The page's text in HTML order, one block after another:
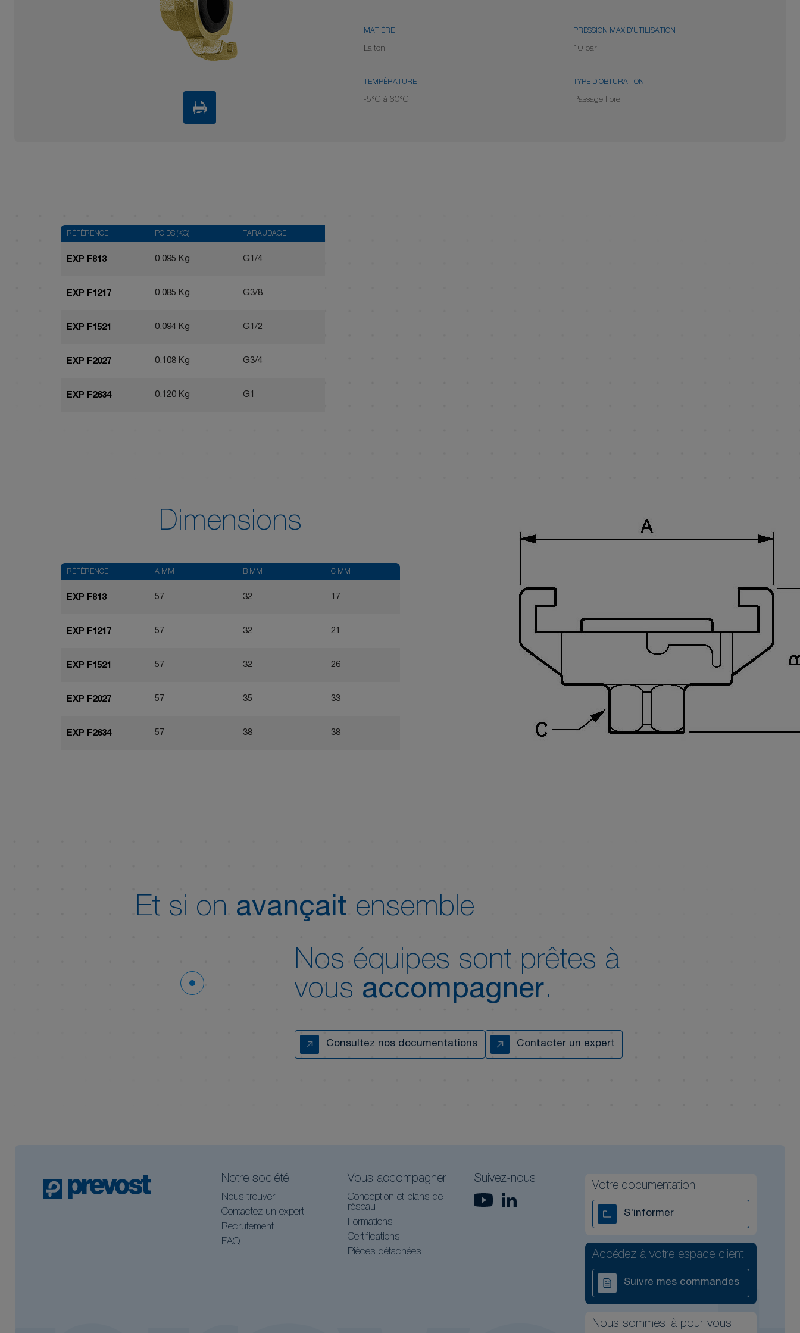
MATIÈRE
Laiton
PRESSION MAX D'UTILISATION
10 bar
TEMPÉRATURE
-5°C à 60°C
TYPE D'OBTURATION
Passage libre
RÉFÉRENCE POIDS (KG) TARAUDAGE
EXP F813 0.095 Kg G1/4
EXP F1217 0.085 Kg G3/8
EXP F1521 0.094 Kg G1/2
EXP F2027 0.108 Kg G3/4
EXP F2634 0.120 Kg G1
Dimensions
RÉFÉRENCE A MM B MM C MM
EXP F813 57 32 17
EXP F1217 57 32 21
EXP F1521 57 32 26
EXP F2027 57 35 33
EXP F2634 57 38 38
Et si on avançait ensemble
Nos équipes sont prêtes à
vous accompagner.
Consultez nos documentations Contacter un expert
Notre société
Nous trouver
Contactez un expert
Recrutement
FAQ
Vous accompagner
Conception et plans de
réseau
Formations
Certifications
Pièces détachées
Suivez-nous
Votre documentation
S'informer
Accédez à votre espace client
Suivre mes commandes
Nous sommes là pour vous